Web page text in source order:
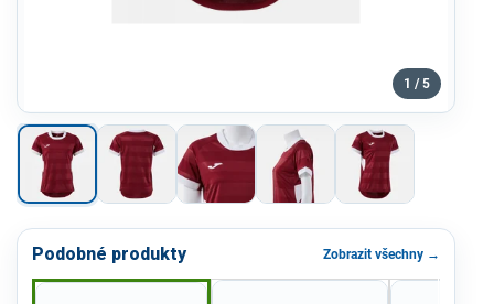
1 / 5
Podobné produkty Zobrazit všechny →